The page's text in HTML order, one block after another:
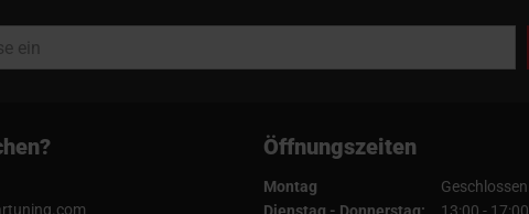
Öffnungszeiten
Montag
Geschlossen